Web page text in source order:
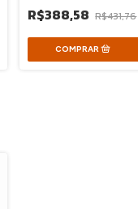
R$388,58 R$431,76